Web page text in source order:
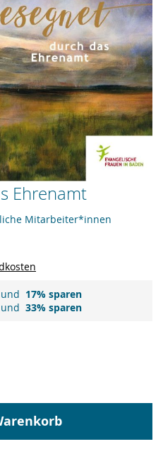
Ehrenamt
Mitarbeiter*innen
17% sparen
33% sparen